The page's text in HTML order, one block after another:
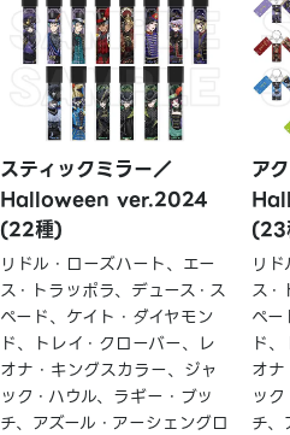
スティックミラー／
Halloween ver.2024
(22種)
リドル・ローズハート、エー
ス・トラッポラ、デュース・ス
ペード、ケイト・ダイヤモン
ド、トレイ・クローバー、レ
オナ・キングスカラー、ジャ
ック・ハウル、ラギー・ブッ
チ、アズール・アーシェングロ
ア
(23
リ
ス・
ペ
ド
オ
ッ
チ、